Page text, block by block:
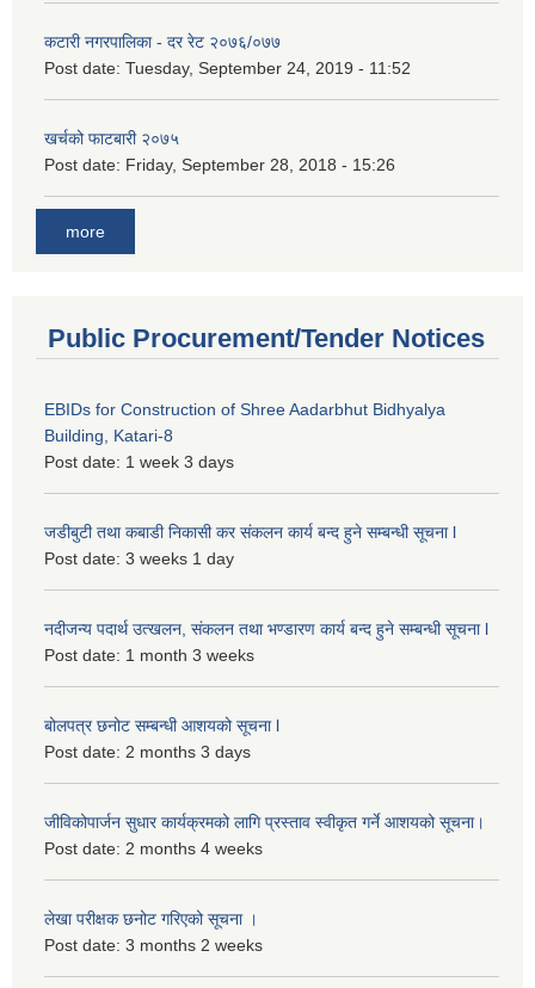
कटारी नगरपालिका - दर रेट २०७६/०७७
Post date: Tuesday, September 24, 2019 - 11:52
खर्चको फाटबारी २०७५
Post date: Friday, September 28, 2018 - 15:26
more
Public Procurement/Tender Notices
EBIDs for Construction of Shree Aadarbhut Bidhyalya
Building, Katari-8
Post date: 1 week 3 days
जडीबुटी तथा कबाडी निकासी कर संकलन कार्य बन्द हुने सम्बन्धी सूचना l
Post date: 3 weeks 1 day
नदीजन्य पदार्थ उत्खलन, संकलन तथा भण्डारण कार्य बन्द हुने सम्बन्धी सूचना l
Post date: 1 month 3 weeks
बोलपत्र छनोट सम्बन्धी आशयको सूचना l
Post date: 2 months 3 days
जीविकोपार्जन सुधार कार्यक्रमको लागि प्रस्ताव स्वीकृत गर्ने आशयको सूचना।
Post date: 2 months 4 weeks
लेखा परीक्षक छनोट गरिएको सूचना ।
Post date: 3 months 2 weeks